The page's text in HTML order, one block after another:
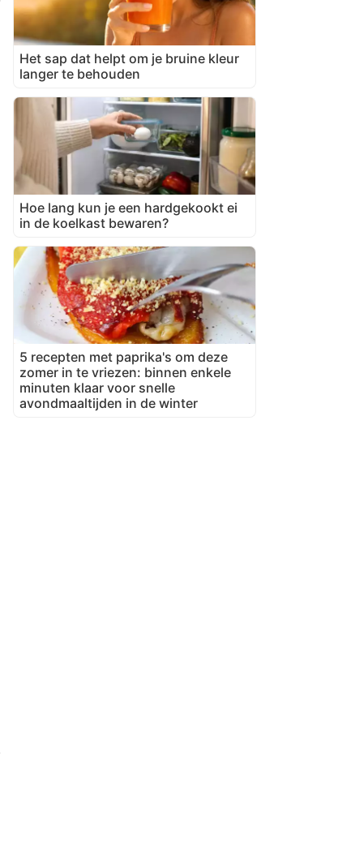
Het sap dat helpt om je bruine kleur
langer te behouden
Hoe lang kun je een hardgekookt ei
in de koelkast bewaren?
5 recepten met paprika's om deze
zomer in te vriezen: binnen enkele
minuten klaar voor snelle
avondmaaltijden in de winter